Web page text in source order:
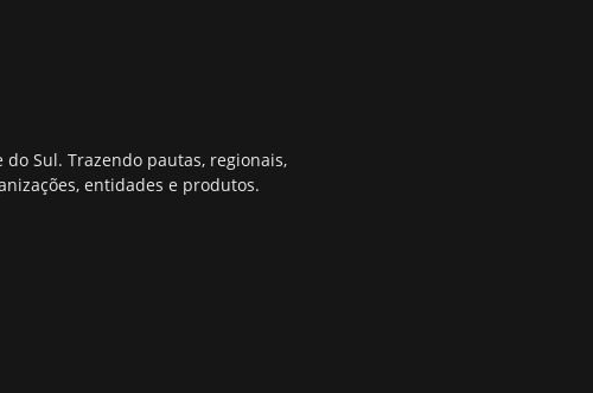
Sul. Trazendo pautas, regionais,
entidades e produtos.